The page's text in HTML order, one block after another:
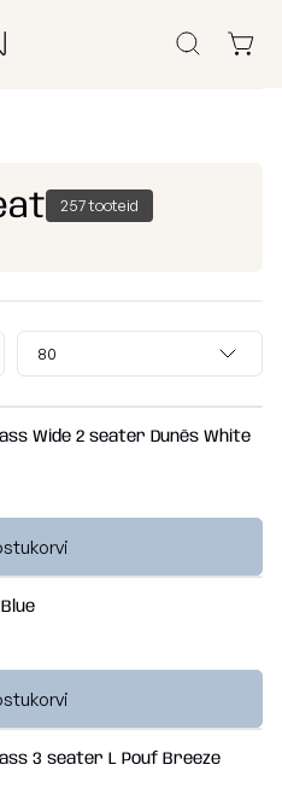
täitega
Osta
kategooria
Tugitoolid
toolid lastele
Lamamistoolid
Osta
kanga
2026
Madu
257 tooteid
80
Wide 2 seater Dunẽs White
3 seater L Pouf Breeze